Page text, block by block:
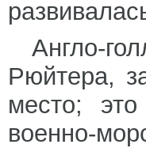
Англо-
Рюйтера,
место;
военно-